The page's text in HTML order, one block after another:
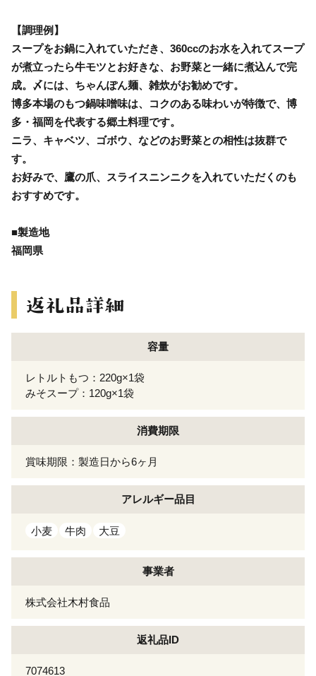
【調理例】
スープをお鍋に入れていただき、360ccのお水を入れてスープ
が煮立ったら牛モツとお好きな、お野菜と一緒に煮込んで完
成。〆には、ちゃんぽん麺、雑炊がお勧めです。
博多本場のもつ鍋味噌味は、コクのある味わいが特徴で、博
多・福岡を代表する郷土料理です。
ニラ、キャベツ、ゴボウ、などのお野菜との相性は抜群で
す。
お好みで、鷹の爪、スライスニンニクを入れていただくのも
おすすめです。
■製造地
福岡県
容量
レトルトもつ：220g×1袋
みそスープ：120g×1袋
消費期限
賞味期限：製造日から6ヶ月
アレルギー品目
小麦 牛肉 大豆
事業者
株式会社木村食品
返礼品ID
7074613